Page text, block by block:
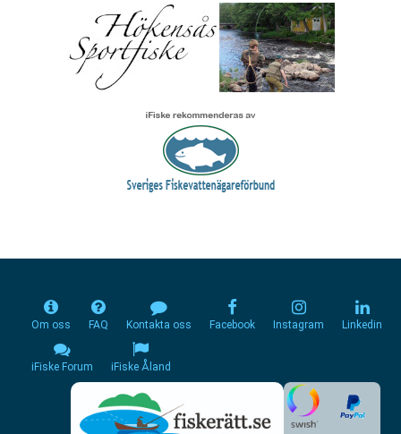
Om oss FAQ Kontakta oss Facebook Instagram Linkedin
iFiske Forum iFiske Åland